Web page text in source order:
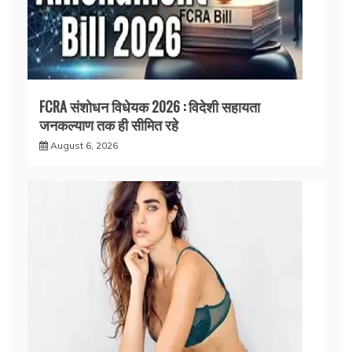
FCRA संशोधन विधेयक 2026 : विदेशी सहायता
जनकल्याण तक ही सीमित रहे
August 6, 2026